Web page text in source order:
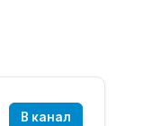
В канал